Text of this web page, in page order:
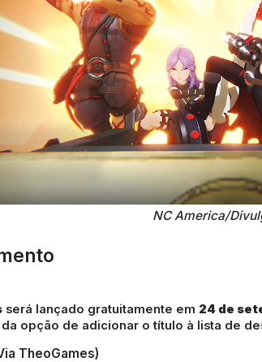
NC America/
será lançado gratuitamente em 24 de
opção de adicionar o título à lista de
TheoGames)